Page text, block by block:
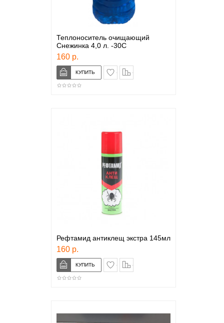
Теплоноситель очищающий
Снежинка 4,0 л. -30С
160 р.
в закладки
Рефтамид антиклещ экстра 145мл
160 р.
в закладки